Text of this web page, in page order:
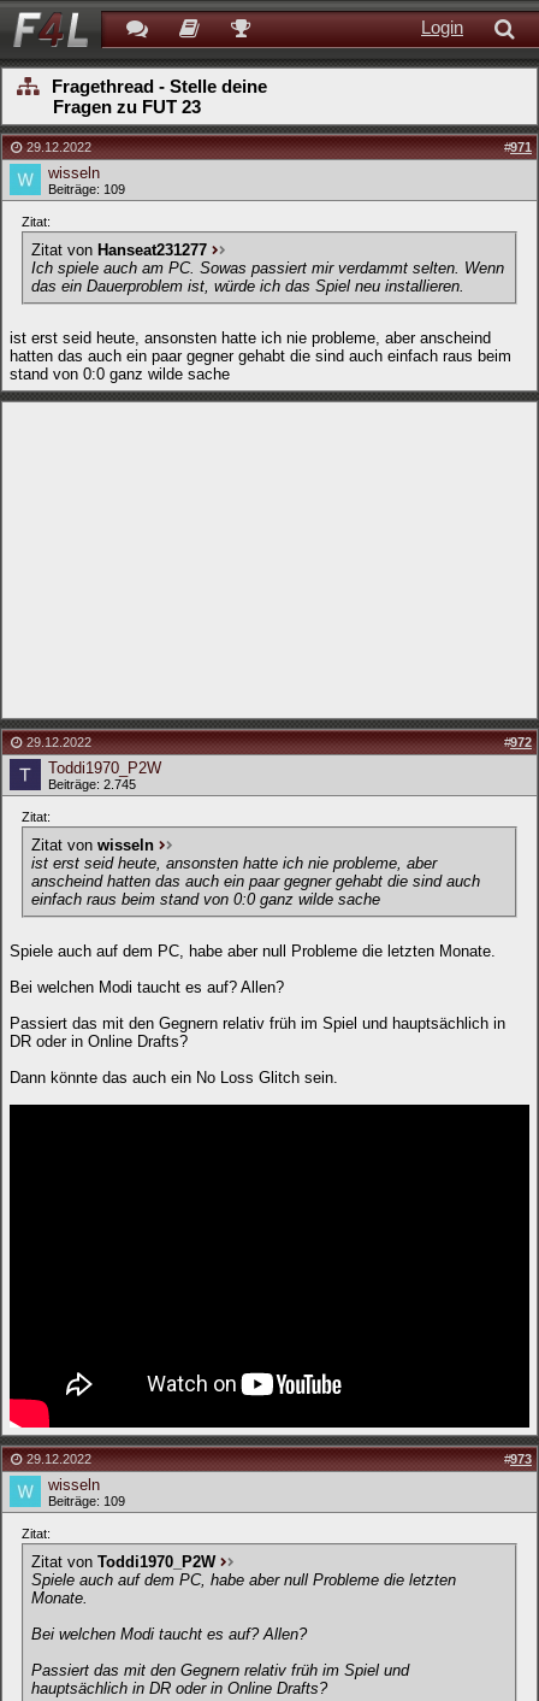
Login
Fragethread - Stelle deine
Fragen zu FUT 23
29.12.2022 #971
wisseln
Beiträge: 109
Zitat:
Zitat von Hanseat231277
Ich spiele auch am PC. Sowas passiert mir verdammt selten. Wenn
das ein Dauerproblem ist, würde ich das Spiel neu installieren.
ist erst seid heute, ansonsten hatte ich nie probleme, aber anscheind
hatten das auch ein paar gegner gehabt die sind auch einfach raus beim
stand von 0:0 ganz wilde sache
29.12.2022 #972
Toddi1970_P2W
Beiträge: 2.745
Zitat:
Zitat von wisseln
ist erst seid heute, ansonsten hatte ich nie probleme, aber
anscheind hatten das auch ein paar gegner gehabt die sind auch
einfach raus beim stand von 0:0 ganz wilde sache
Spiele auch auf dem PC, habe aber null Probleme die letzten Monate.
Bei welchen Modi taucht es auf? Allen?
Passiert das mit den Gegnern relativ früh im Spiel und hauptsächlich in
DR oder in Online Drafts?
Dann könnte das auch ein No Loss Glitch sein.
29.12.2022 #973
wisseln
Beiträge: 109
Zitat:
Zitat von Toddi1970_P2W
Spiele auch auf dem PC, habe aber null Probleme die letzten
Monate.
Bei welchen Modi taucht es auf? Allen?
Passiert das mit den Gegnern relativ früh im Spiel und
hauptsächlich in DR oder in Online Drafts?